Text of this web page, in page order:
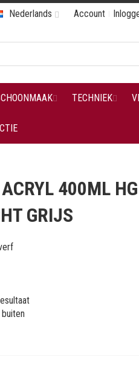
Account
Nederlands
TECHNIEK
400ML HG
GRIJS